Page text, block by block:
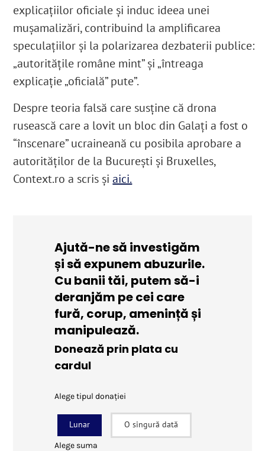
explicațiilor oficiale și induc ideea unei
mușamalizări, contribuind la amplificarea
speculațiilor și la polarizarea dezbaterii publice:
„autoritățile române mint” și „întreaga
explicație „oficială” pute”.
Despre teoria falsă care susține că drona
rusească care a lovit un bloc din Galați a fost o
“înscenare” ucraineană cu posibila aprobare a
autorităților de la București și Bruxelles,
Context.ro a scris șiaici.
Ajută-ne să investigăm
și să expunem abuzurile.
Cu banii tăi, putem să-i
deranjăm pe cei care
fură, corup, amenință și
manipulează.
Donează prin plata cu
cardul
Alege tipul donației
Lunar O singură dată
Alege suma